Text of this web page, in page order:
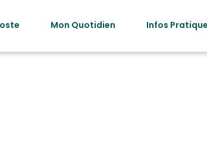
Mon Quotidien Infos